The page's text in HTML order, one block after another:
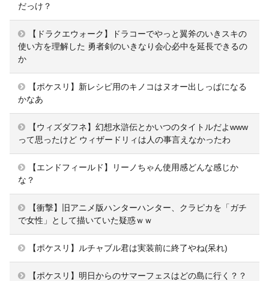
だっけ？
【ドラクエウォーク】ドラコーでやっと翼斧のいきスキの
使い方を理解した 勇者剣のいきなり会心必中を延長できるの
か
【ポケスリ】新レシピ用のキノコはヌオー出しっぱになる
かなあ
【ウィズダフネ】幻想水滸伝とかいつのタイトルだよwww
って思ったけど ウィザードリィは人の事言えなかったわ
【エンドフィールド】リーノちゃん使用感どんな感じか
な？
【衝撃】旧アニメ版ハンターハンター、クラピカを「ガチ
で女性」として描いていた疑惑ｗｗ
【ポケスリ】ルチャブル君は実装前に終了やね(呆れ)
【ポケスリ】明日からのサマーフェスはどの島に行く？？